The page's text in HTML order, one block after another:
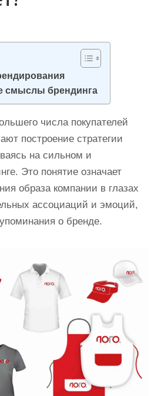
смыслы брендинга
числа покупателей
построение стратегии
на сильном и
Это понятие означает
образа компании в глазах
ассоциаций и эмоций,
о бренде.